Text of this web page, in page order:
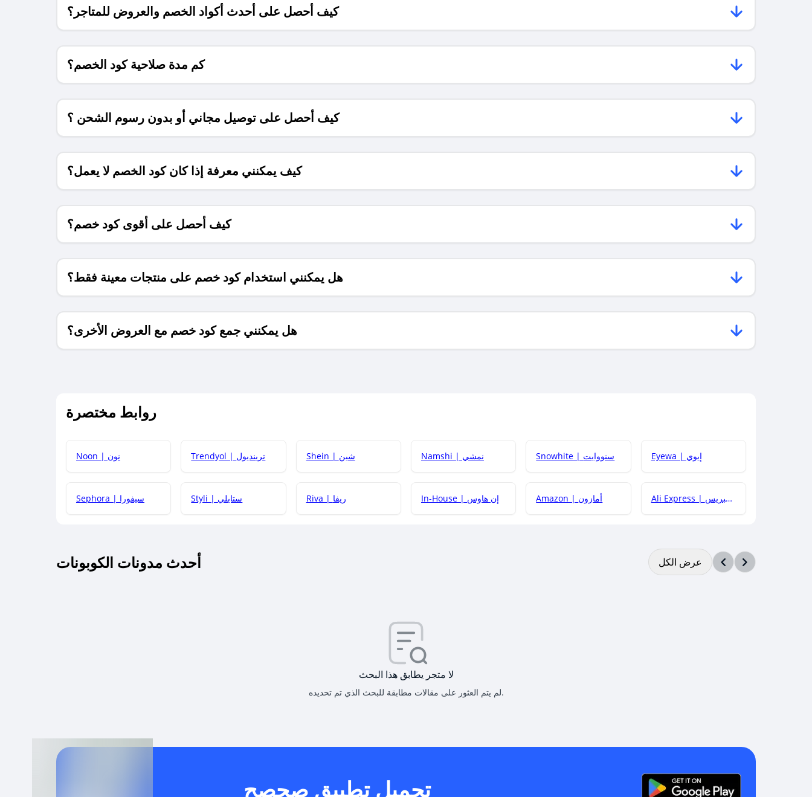
كيف أحصل على أحدث أكواد الخصم والعروض للمتاجر؟
كم مدة صلاحية كود الخصم؟
كيف أحصل على توصيل مجاني أو بدون رسوم الشحن ؟
كيف يمكنني معرفة إذا كان كود الخصم لا يعمل؟
كيف أحصل على أقوى كود خصم؟
هل يمكنني استخدام كود خصم على منتجات معينة فقط؟
هل يمكنني جمع كود خصم مع العروض الأخرى؟
روابط مختصرة
Noon | نون Trendyol | ترينديول Shein | شين Namshi | نمشي Snowhite | سنووايت Eyewa | إيوي
Sephora | سيفورا Styli | ستايلي Riva | ريفا In-House | إن هاوس Amazon | أمازون Ali Express | علي إكسبريس
أحدث مدونات الكوبونات عرض الكل
لا متجر يطابق هذا البحث
لم يتم العثور على مقالات مطابقة للبحث الذي تم تحديده.
تحميل تطبيق صحصح